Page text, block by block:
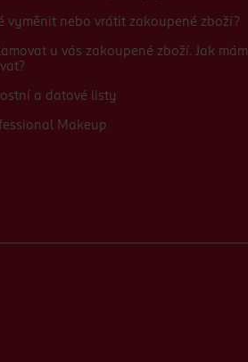
vyměnit nebo vrátit zakoupené zboží?
u vás zakoupené zboží. Jak mám
a datové listy
Makeup